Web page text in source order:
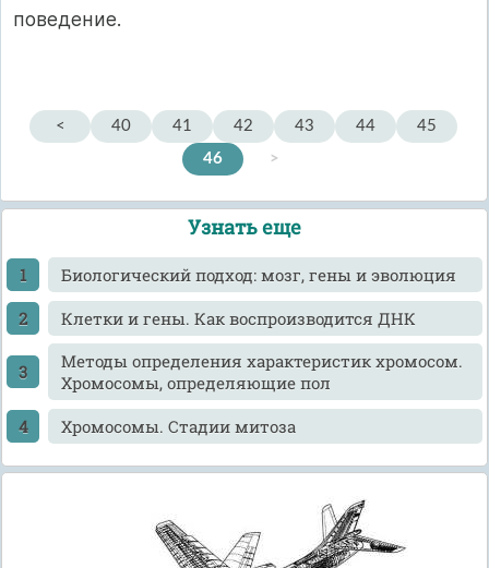
поведение.
< 40 41 42 43 44
45
46
>
Узнать еще
Биологический подход: мозг, гены и эволюция
Клетки и гены. Как воспроизводится ДНК
Методы определения характеристик хромосом.
Хромосомы, определяющие пол
Хромосомы. Стадии митоза